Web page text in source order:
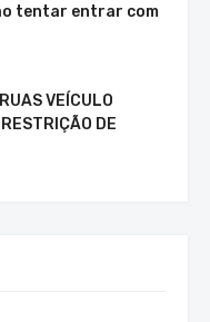
tentar entrar com
VEÍCULO
DE